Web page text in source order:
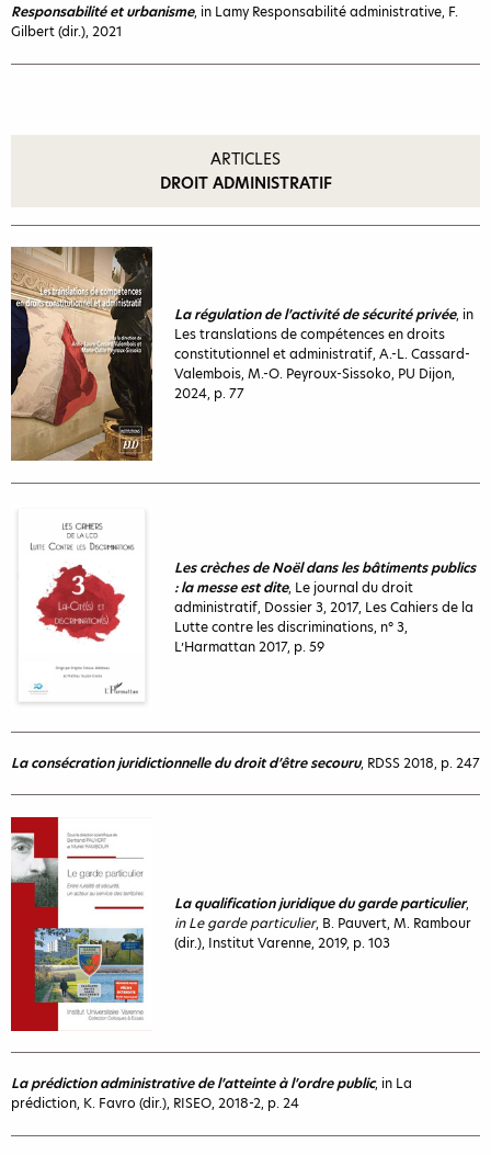
Responsabilité et urbanisme, in Lamy Responsabilité administrative, F.
Gilbert (dir.), 2021
ARTICLES
DROIT ADMINISTRATIF
La régulation de l’activité de sécurité privée, in
Les translations de compétences en droits
constitutionnel et administratif, A.-L. Cassard-
Valembois, M.-O. Peyroux-Sissoko, PU Dijon,
2024, p. 77
Les crèches de Noël dans les bâtiments publics
: la messe est dite, Le journal du droit
administratif, Dossier 3, 2017, Les Cahiers de la
Lutte contre les discriminations, n° 3,
L’Harmattan 2017, p. 59
La consécration juridictionnelle du droit d’être secouru, RDSS 2018, p. 247
La qualification juridique du garde particulier,
in Le garde particulier, B. Pauvert, M. Rambour
(dir.), Institut Varenne, 2019, p. 103
La prédiction administrative de l’atteinte à l’ordre public, in La
prédiction, K. Favro (dir.), RISEO, 2018-2, p. 24